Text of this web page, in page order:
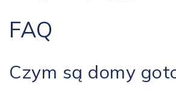
FAQ
Czym są domy